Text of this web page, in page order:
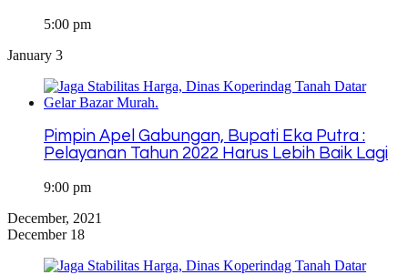
5:00 pm
January 3
Pimpin Apel Gabungan, Bupati Eka Putra :
Pelayanan Tahun 2022 Harus Lebih Baik Lagi
9:00 pm
December, 2021
December 18